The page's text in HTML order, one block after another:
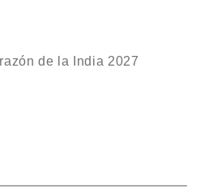
de la India 2027